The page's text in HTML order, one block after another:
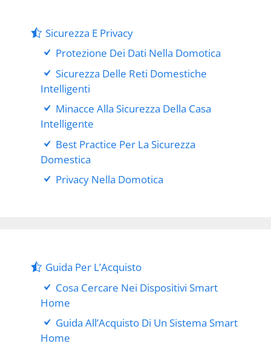
Sicurezza E Privacy
Protezione Dei Dati Nella Domotica
Sicurezza Delle Reti Domestiche
Intelligenti
Minacce Alla Sicurezza Della Casa
Intelligente
Best Practice Per La Sicurezza
Domestica
Privacy Nella Domotica
Guida Per L’Acquisto
Cosa Cercare Nei Dispositivi Smart
Home
Guida All’Acquisto Di Un Sistema Smart
Home